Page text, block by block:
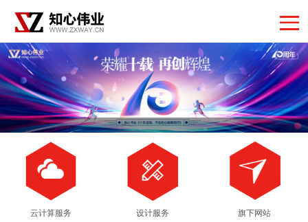
云计算服务 设计服务 旗下网站